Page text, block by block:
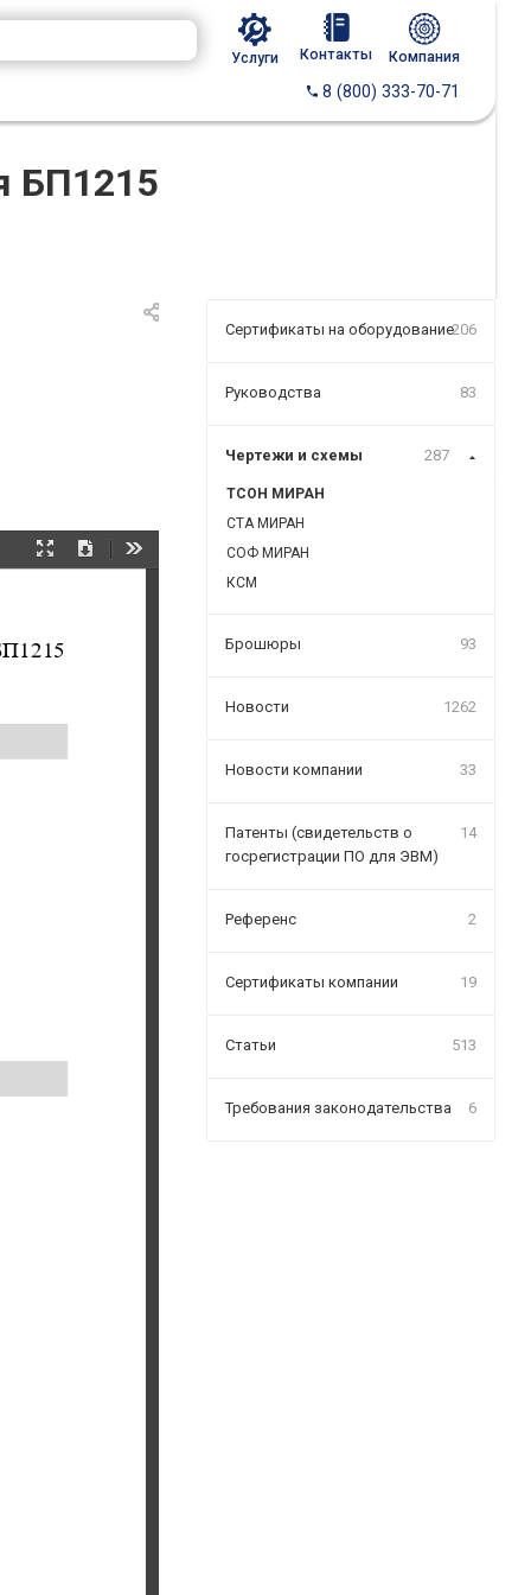
Услуги Контакты Компания
8 (800) 333-70-71
БП1215
Presentation
Download
Сертификаты на оборудование206
Руководства 83
Чертежи и схемы 287
ТСОН МИРАН
СТА МИРАН
СОФ МИРАН
КСМ
Брошюры 93
Новости 1262
Новости компании 33
Патенты (свидетельств о
госрегистрации ПО для ЭВМ)
14
Референс 2
Сертификаты компании 19
Статьи 513
Требования законодательства 6